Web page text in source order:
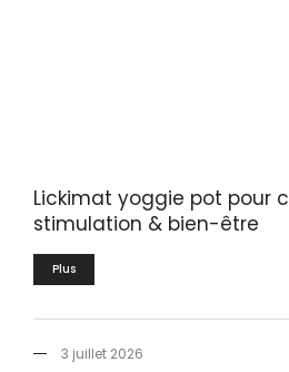
Lickimat yoggie pot pour
stimulation & bien-être
Plus
3 juillet 2026